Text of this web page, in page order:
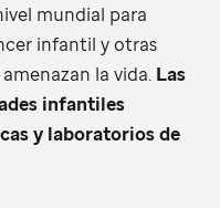
mundial para
infantil y otras
la vida. Las
infantiles
y laboratorios de